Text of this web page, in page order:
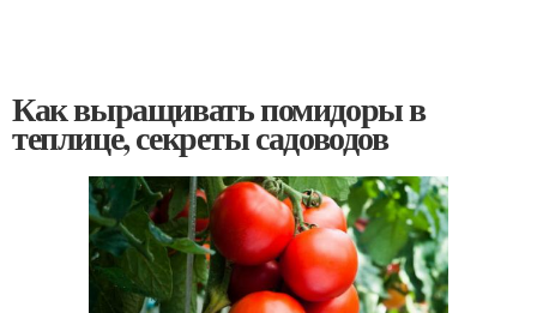
Как выращивать помидоры в
теплице, секреты садоводов